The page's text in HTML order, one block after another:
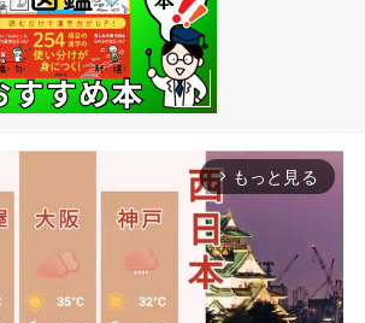
arrow_forward_ios もっと見る